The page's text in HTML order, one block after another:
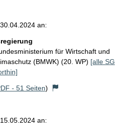
an:
für Wirtschaft und
(BMWK) (20. WP) [alle SG
- 51 Seiten)
an: